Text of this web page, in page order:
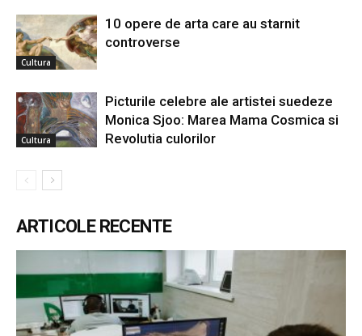
Cultura
10 opere de arta care au starnit
controverse
Cultura
Picturile celebre ale artistei suedeze
Monica Sjoo: Marea Mama Cosmica si
Revolutia culorilor
ARTICOLE RECENTE